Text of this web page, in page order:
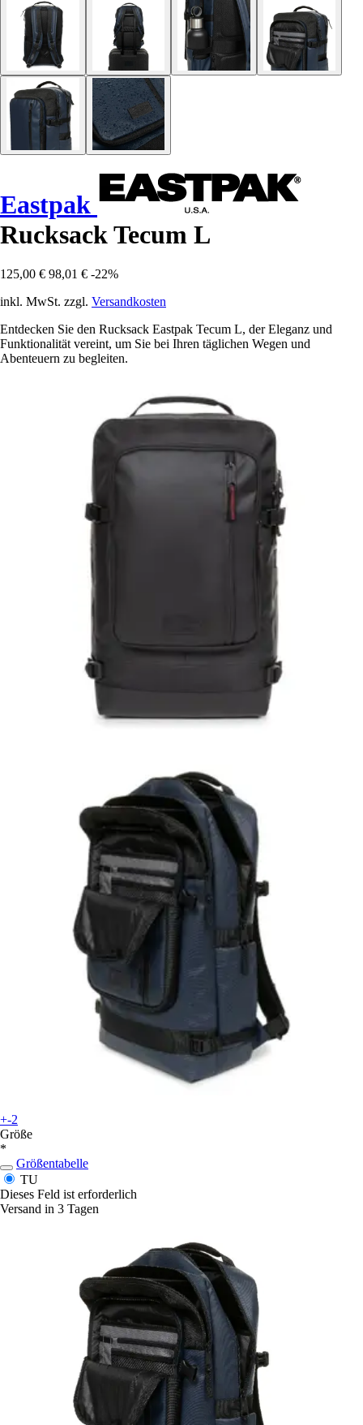
Eastpak
Rucksack Tecum L
125,00 € 98,01 € -22%
inkl. MwSt. zzgl. Versandkosten
Entdecken Sie den Rucksack Eastpak Tecum L, der Eleganz und
Funktionalität vereint, um Sie bei Ihren täglichen Wegen und
Abenteuern zu begleiten.
+-2
Größe
*
Größentabelle
TU
Dieses Feld ist erforderlich
Versand in 3 Tagen